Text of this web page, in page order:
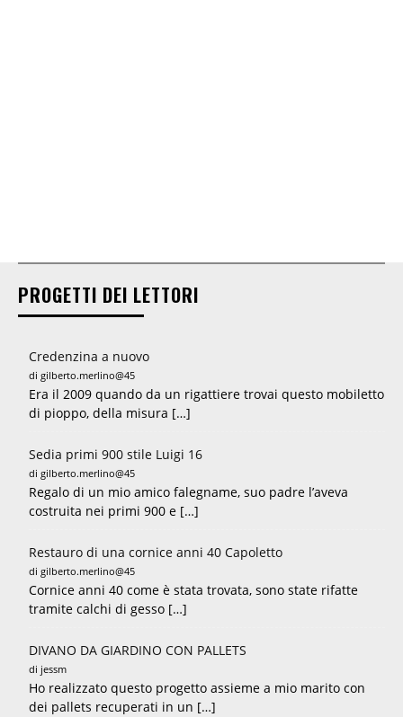
PROGETTI DEI LETTORI
Credenzina a nuovo
di gilberto.merlino@45
Era il 2009 quando da un rigattiere trovai questo mobiletto
di pioppo, della misura […]
Sedia primi 900 stile Luigi 16
di gilberto.merlino@45
Regalo di un mio amico falegname, suo padre l’aveva
costruita nei primi 900 e […]
Restauro di una cornice anni 40 Capoletto
di gilberto.merlino@45
Cornice anni 40 come è stata trovata, sono state rifatte
tramite calchi di gesso […]
DIVANO DA GIARDINO CON PALLETS
di jessm
Ho realizzato questo progetto assieme a mio marito con
dei pallets recuperati in un […]